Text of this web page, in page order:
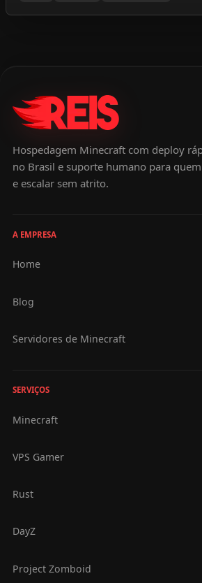
Hospedagem Minecraft com deploy
no Brasil e suporte humano para
e escalar sem atrito.
A EMPRESA
Home
Blog
Servidores de Minecraft
SERVIÇOS
Minecraft
VPS Gamer
Rust
DayZ
Project Zomboid